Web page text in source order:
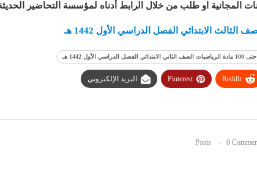
المجانية او طلب من خلال الرابط أدناه لمؤسسة التحاضير
الابتدائي الفصل الدراسي الأول 1442 هـ
1442 هـ
ReddIt
Pinterest البريد الإلكتروني
0